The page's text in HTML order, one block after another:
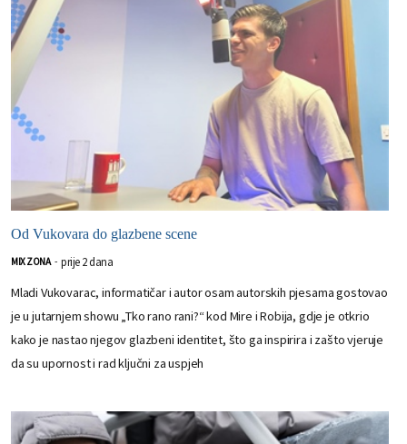
Od Vukovara do glazbene scene
MIX ZONA - prije 2 dana
Mladi Vukovarac, informatičar i autor osam autorskih pjesama gostovao
je u jutarnjem showu „Tko rano rani?“ kod Mire i Robija, gdje je otkrio
kako je nastao njegov glazbeni identitet, što ga inspirira i zašto vjeruje
da su upornost i rad ključni za uspjeh